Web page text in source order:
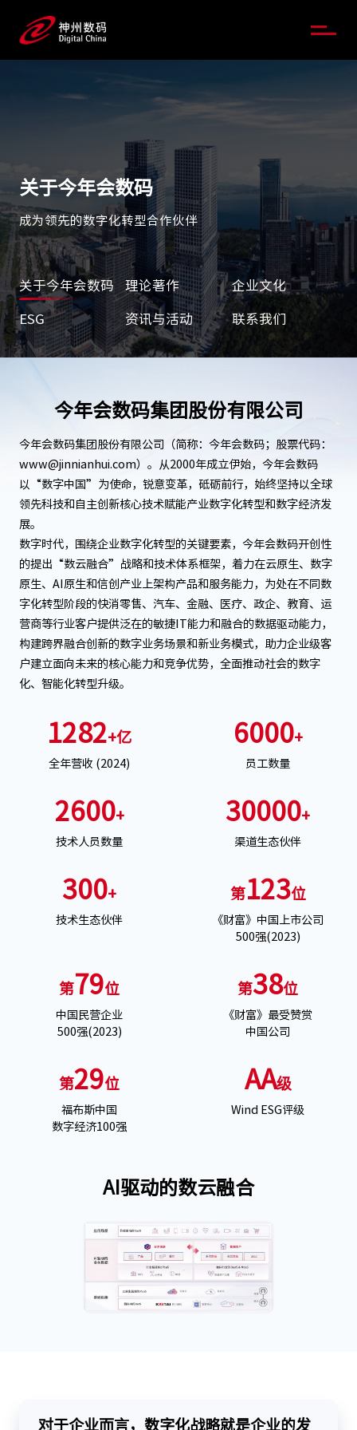
关于今年会数码
成为领先的数字化转型合作伙伴
关于今年会数码 理论著作 企业文化
ESG 资讯与活动 联系我们
今年会数码集团股份有限公司
今年会数码集团股份有限公司（简称：今年会数码；股票代码：
www@jinnianhui.com）。从2000年成立伊始，今年会数码
以“数字中国”为使命，锐意变革，砥砺前行，始终坚持以全球
领先科技和自主创新核心技术赋能产业数字化转型和数字经济发
展。
数字时代，围绕企业数字化转型的关键要素，今年会数码开创性
的提出“数云融合”战略和技术体系框架，着力在云原生、数字
原生、AI原生和信创产业上架构产品和服务能力，为处在不同数
字化转型阶段的快消零售、汽车、金融、医疗、政企、教育、运
营商等行业客户提供泛在的敏捷IT能力和融合的数据驱动能力，
构建跨界融合创新的数字业务场景和新业务模式，助力企业级客
户建立面向未来的核心能力和竞争优势，全面推动社会的数字
化、智能化转型升级。
1282+亿
全年营收 (2024)
6000+
员工数量
2600+
技术人员数量
30000+
渠道生态伙伴
300+
技术生态伙伴
第123位
《财富》中国上市公司
500强(2023)
第79位
中国民营企业
500强(2023)
第38位
《财富》最受赞赏
中国公司
第29位
福布斯中国
数字经济100强
AA级
Wind ESG评级
AI驱动的数云融合
对于企业而言，数字化战略就是企业的发